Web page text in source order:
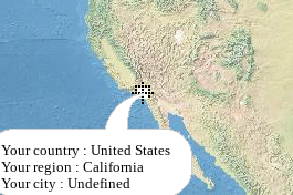
Your country : United States
Your region : California
Your city : Undefined